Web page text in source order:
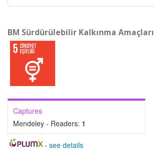
BM Sürdürülebilir Kalkınma Amaçları
Captures
Mendeley - Readers: 1
- see details